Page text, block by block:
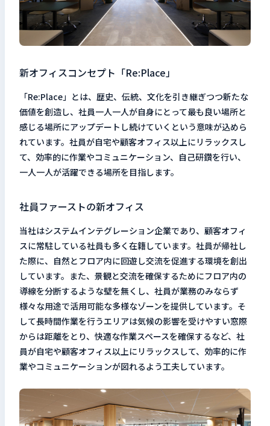
新オフィスコンセプト「Re:Place」
「Re:Place」とは、歴史、伝統、文化を引き継ぎつつ新たな
価値を創造し、社員一人一人が自身にとって最も良い場所と
感じる場所にアップデートし続けていくという意味が込めら
れています。社員が自宅や顧客オフィス以上にリラックスし
て、効率的に作業やコミュニケーション、自己研鑽を行い、
一人一人が活躍できる場所を目指します。
社員ファーストの新オフィス
当社はシステムインテグレーション企業であり、顧客オフィ
スに常駐している社員も多く在籍しています。社員が帰社し
た際に、自然とフロア内に回遊し交流を促進する環境を創出
しています。また、景観と交流を確保するためにフロア内の
導線を分断するような壁を無くし、社員が業務のみならず
様々な用途で活用可能な多様なゾーンを提供しています。そ
して長時間作業を行うエリアは気候の影響を受けやすい窓際
からは距離をとり、快適な作業スペースを確保するなど、社
員が自宅や顧客オフィス以上にリラックスして、効率的に作
業やコミュニケーションが図れるよう工夫しています。